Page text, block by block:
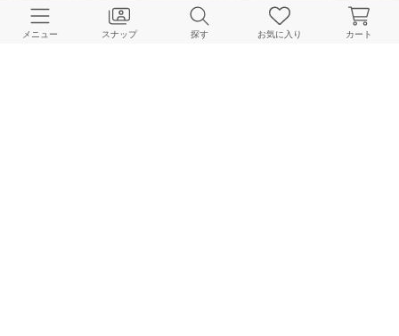
CUSTOMER SERVICE
メニュー スナップ 探す お気に入り カート